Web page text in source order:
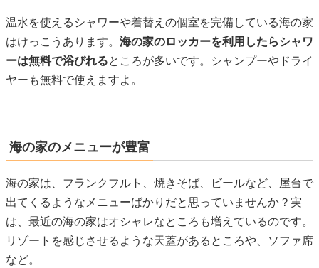
温水を使えるシャワーや着替えの個室を完備している海の家
はけっこうあります。 海の家のロッカーを利用したらシャワ
ーは無料で浴びれるところが多いです。シャンプーやドライ
ヤーも無料で使えますよ。
海の家のメニューが豊富
海の家は、フランクフルト、焼きそば、ビールなど、屋台で
出てくるようなメニューばかりだと思っていませんか？実
は、最近の海の家はオシャレなところも増えているのです。
リゾートを感じさせるような天蓋があるところや、ソファ席
など。